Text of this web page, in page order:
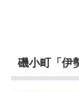
磯小町「伊